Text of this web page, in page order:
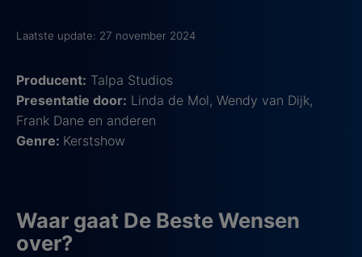
Laatste update: 27 november 2024
Producent: Talpa Studios
Presentatie door: Linda de Mol, Wendy van Dijk,
Frank Dane en anderen
Genre: Kerstshow
Waar gaat De Beste Wensen
over?